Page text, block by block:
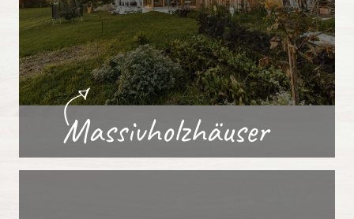
Massivholzhäuser